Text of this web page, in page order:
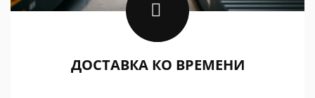
ДОСТАВКА КО ВРЕМЕНИ